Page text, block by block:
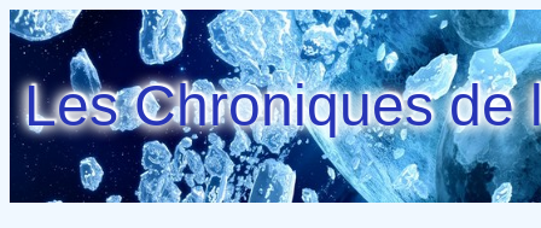
Les Chroniques de